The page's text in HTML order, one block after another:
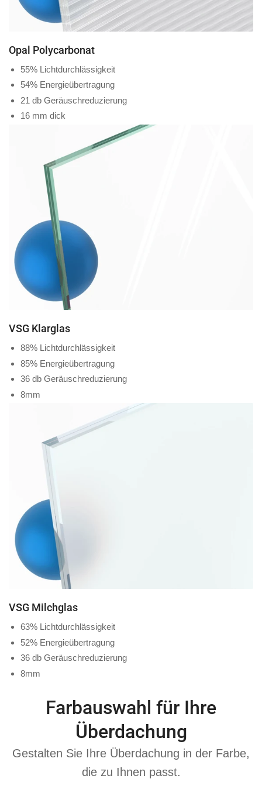
Opal Polycarbonat
55% Lichtdurchlässigkeit
54% Energieübertragung
21 db Geräuschreduzierung
16 mm dick
VSG Klarglas
88% Lichtdurchlässigkeit
85% Energieübertragung
36 db Geräuschreduzierung
8mm
VSG Milchglas
63% Lichtdurchlässigkeit
52% Energieübertragung
36 db Geräuschreduzierung
8mm
Farbauswahl für Ihre
Überdachung
Gestalten Sie Ihre Überdachung in der Farbe,
die zu Ihnen passt.